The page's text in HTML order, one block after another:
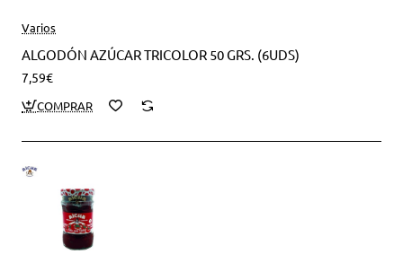
Varios
ALGODÓN AZÚCAR TRICOLOR 50 GRS. (6UDS)
7,59€